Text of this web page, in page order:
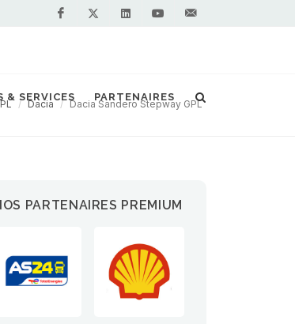
& SERVICES PARTENAIRES
Dacia Dacia Sandero Stepway GPL
PARTENAIRES PREMIUM